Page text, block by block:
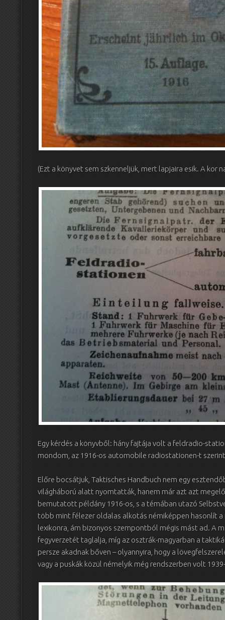
(Ezt a könyvet sem szkenneljük, mert lapjaira esik. A kor
Egy kérdés a könyvből: hány fajtája volt a feldradio-
mondom, az 1916-os automobile radiostationen-t
Előre bocsátjuk, Taktisches Handbuch nem egy
világháború alatt nyomtatták, hanem már azt azt
bemutatott példány 1916-os, s a témában utazó
több mint félezer oldalas alkotás némiképpen hasonlít
lexikonra, ám bizonyos szempontból mégis mást ad. A
fegyverzetét taglalja, míg az osztrák-magyarban a
persze akadnak bőven – olyannyira, hogy a
vagy a puskák közül némelyik még rendszerben volt